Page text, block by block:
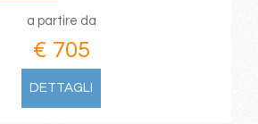
a partire da
€ 705
DETTAGLI